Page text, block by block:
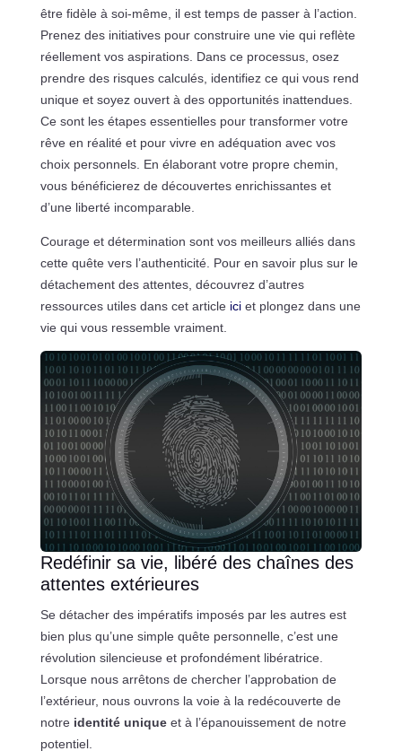
être fidèle à soi-même, il est temps de passer à l’action.
Prenez des initiatives pour construire une vie qui reflète
réellement vos aspirations. Dans ce processus, osez
prendre des risques calculés, identifiez ce qui vous rend
unique et soyez ouvert à des opportunités inattendues.
Ce sont les étapes essentielles pour transformer votre
rêve en réalité et pour vivre en adéquation avec vos
choix personnels. En élaborant votre propre chemin,
vous bénéficierez de découvertes enrichissantes et
d’une liberté incomparable.
Courage et détermination sont vos meilleurs alliés dans
cette quête vers l’authenticité. Pour en savoir plus sur le
détachement des attentes, découvrez d’autres
ressources utiles dans cet article iciet plongez dans une
vie qui vous ressemble vraiment.
Redéfinir sa vie, libéré des chaînes des
attentes extérieures
Se détacher des impératifs imposés par les autres est
bien plus qu’une simple quête personnelle, c’est une
révolution silencieuse et profondément libératrice.
Lorsque nous arrêtons de chercher l’approbation de
l’extérieur, nous ouvrons la voie à la redécouverte de
notre identité uniqueet à l’épanouissement de notre
potentiel.